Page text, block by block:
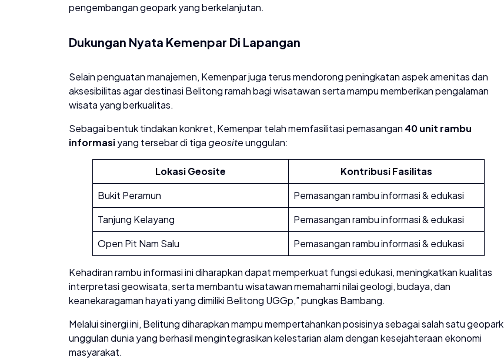
pengembangan geopark yang berkelanjutan.
​Dukungan Nyata Kemenpar Di Lapangan
​Selain penguatan manajemen, Kemenpar juga terus mendorong peningkatan aspek amenitas dan
aksesibilitas agar destinasi Belitong ramah bagi wisatawan serta mampu memberikan pengalaman
wisata yang berkualitas.
​Sebagai bentuk tindakan konkret, Kemenpar telah memfasilitasi pemasangan 40 unit rambu
informasiyang tersebar di tiga geositeunggulan:
Lokasi Geosite
Kontribusi Fasilitas
Bukit Peramun
Pemasangan rambu informasi & edukasi
Tanjung Kelayang
Pemasangan rambu informasi & edukasi
Open Pit Nam Salu
Pemasangan rambu informasi & edukasi
Kehadiran rambu informasi ini diharapkan dapat memperkuat fungsi edukasi, meningkatkan kualitas
interpretasi geowisata, serta membantu wisatawan memahami nilai geologi, budaya, dan
keanekaragaman hayati yang dimiliki Belitong UGGp,” pungkas Bambang.
​Melalui sinergi ini, Belitung diharapkan mampu mempertahankan posisinya sebagai salah satu geopark
unggulan dunia yang berhasil mengintegrasikan kelestarian alam dengan kesejahteraan ekonomi
masyarakat.